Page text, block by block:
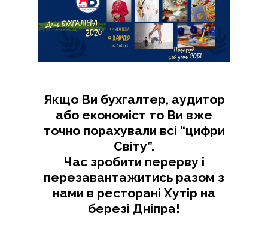
Якщо Ви бухгалтер, аудитор
або економіст то Ви вже
точно порахували всі “цифри
Світу”.
Час зробити перерву і
перезавантажитись разом з
нами в ресторані Хутір на
березі Дніпра!